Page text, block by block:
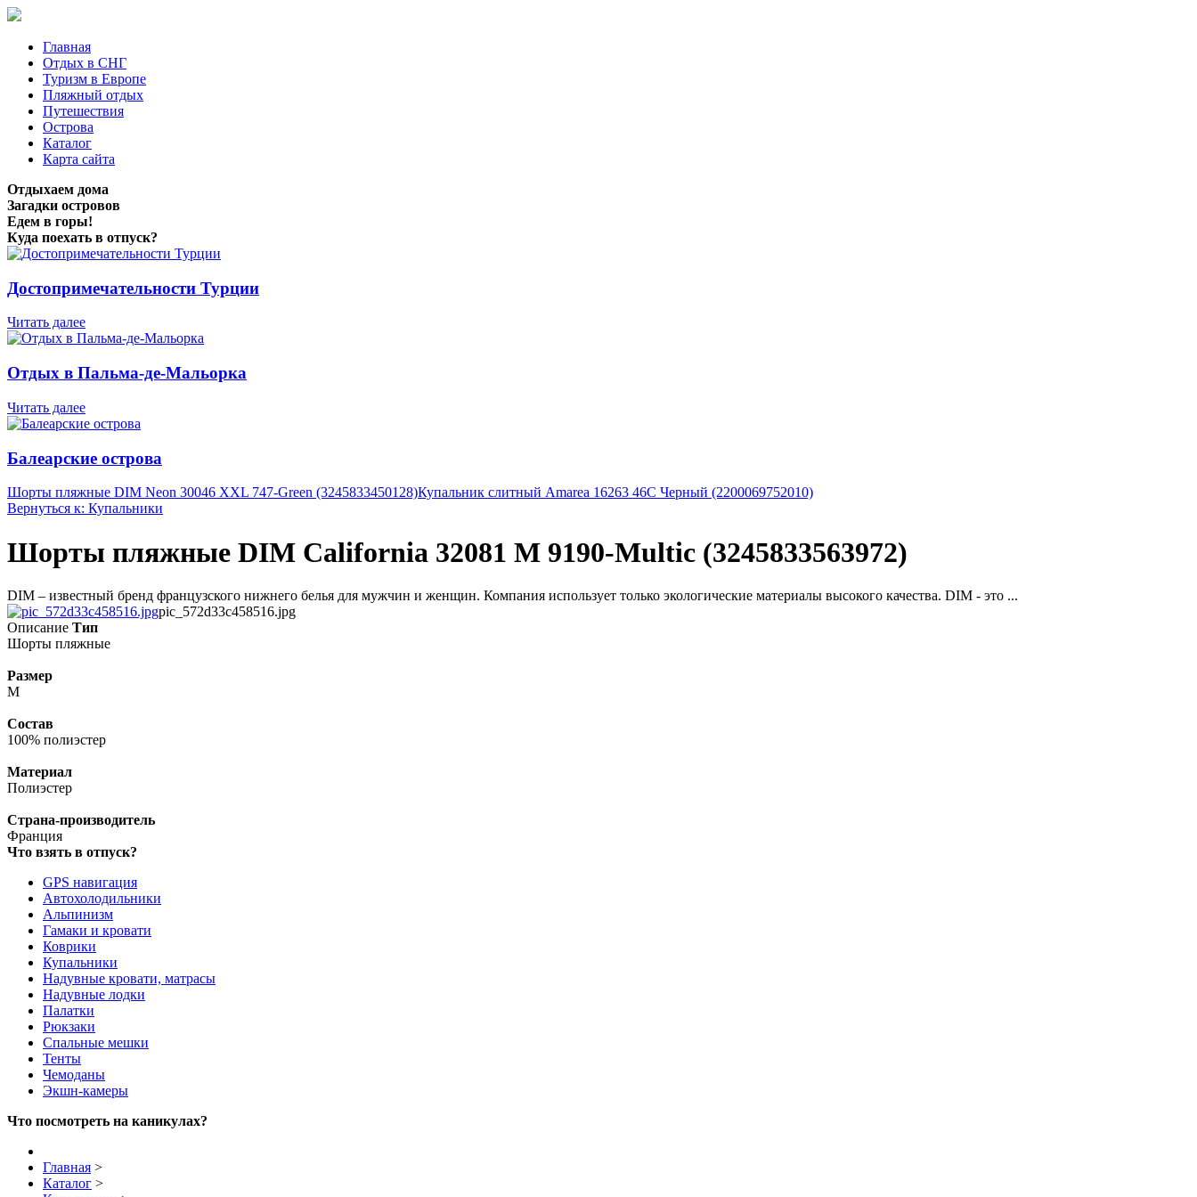
Главная
Отдых в СНГ
Туризм в Европе
Пляжный отдых
Путешествия
Острова
Каталог
Карта сайта
Отдыхаем дома
Загадки островов
Едем в горы!
Куда поехать в отпуск?
Достопримечательности Турции
Читать далее
Отдых в Пальма-де-Мальорка
Читать далее
Балеарские острова
Шорты пляжные DIM Neon 30046 XXL 747-Green (3245833450128)Купальник слитный Amarea 16263 46C Черный (2200069752010)
Вернуться к: Купальники
Шорты пляжные DIM California 32081 M 9190-Multic (3245833563972)
DIM – известный бренд французского нижнего белья для мужчин и женщин. Компания использует только экологические материалы высокого качества. DIM - это ...
pic_572d33c458516.jpg
Описание Тип
Шорты пляжные
Размер
M
Состав
100% полиэстер
Материал
Полиэстер
Страна-производитель
Франция
Что взять в отпуск?
GPS навигация
Автохолодильники
Альпинизм
Гамаки и кровати
Коврики
Купальники
Надувные кровати, матрасы
Надувные лодки
Палатки
Рюкзаки
Спальные мешки
Тенты
Чемоданы
Экшн-камеры
Что посмотреть на каникулах?
Главная >
Каталог >